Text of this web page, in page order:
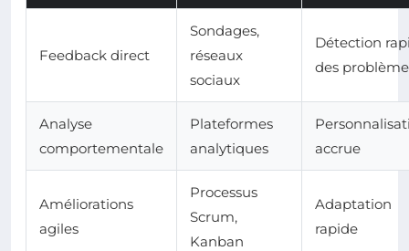
Feedback direct
Sondages,
réseaux
sociaux
Détection
des
Analyse
comportementale
Plateformes
analytiques
accrue
Améliorations
agiles
Processus
Scrum,
Kanban
Adaptation
rapide